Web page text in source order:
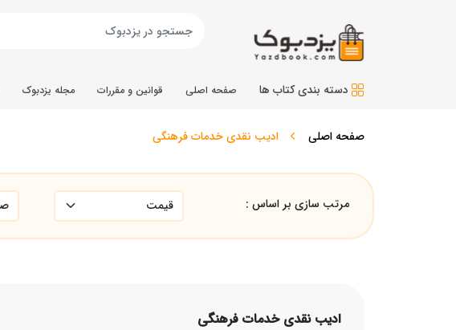
دسته بندی کتاب ها صفحه اصلی قوانین و مقررات مجله یزدبوک
صفحه اصلی ادیب نقدی خدمات فرهنگی
مرتب سازی بر اساس :
ادیب نقدی خدمات فرهنگی